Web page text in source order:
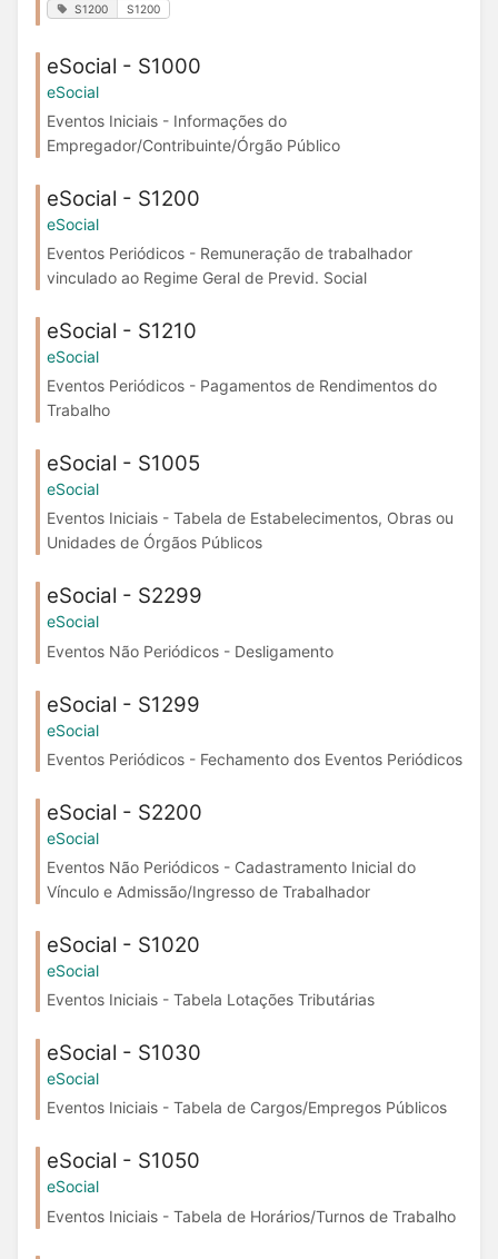
S1200 S1200
eSocial - S1000
eSocial
Eventos Iniciais - Informações do
Empregador/Contribuinte/Órgão Público
eSocial - S1200
eSocial
Eventos Periódicos - Remuneração de trabalhador
vinculado ao Regime Geral de Previd. Social
eSocial - S1210
eSocial
Eventos Periódicos - Pagamentos de Rendimentos do
Trabalho
eSocial - S1005
eSocial
Eventos Iniciais - Tabela de Estabelecimentos, Obras ou
Unidades de Órgãos Públicos
eSocial - S2299
eSocial
Eventos Não Periódicos - Desligamento
eSocial - S1299
eSocial
Eventos Periódicos - Fechamento dos Eventos Periódicos
eSocial - S2200
eSocial
Eventos Não Periódicos - Cadastramento Inicial do
Vínculo e Admissão/Ingresso de Trabalhador
eSocial - S1020
eSocial
Eventos Iniciais - Tabela Lotações Tributárias
eSocial - S1030
eSocial
Eventos Iniciais - Tabela de Cargos/Empregos Públicos
eSocial - S1050
eSocial
Eventos Iniciais - Tabela de Horários/Turnos de Trabalho